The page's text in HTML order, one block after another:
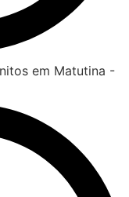
em Matutina -